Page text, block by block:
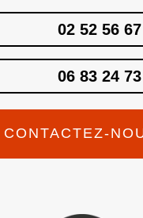
02 52 56
06 83 24
CONTACTEZ-